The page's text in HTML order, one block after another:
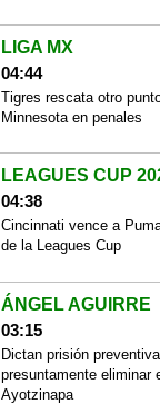
LIGA MX
04:44
Tigres rescata otro
Minnesota en penales
LEAGUES CUP
04:38
Cincinnati vence a
de la Leagues Cup
ÁNGEL AGUIRRE
03:15
Dictan prisión
presuntamente eliminar
Ayotzinapa